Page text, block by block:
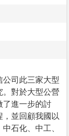
公司此三家大型
。對於大型公營
了進一步的討
並回顧我國以
石化、中工、